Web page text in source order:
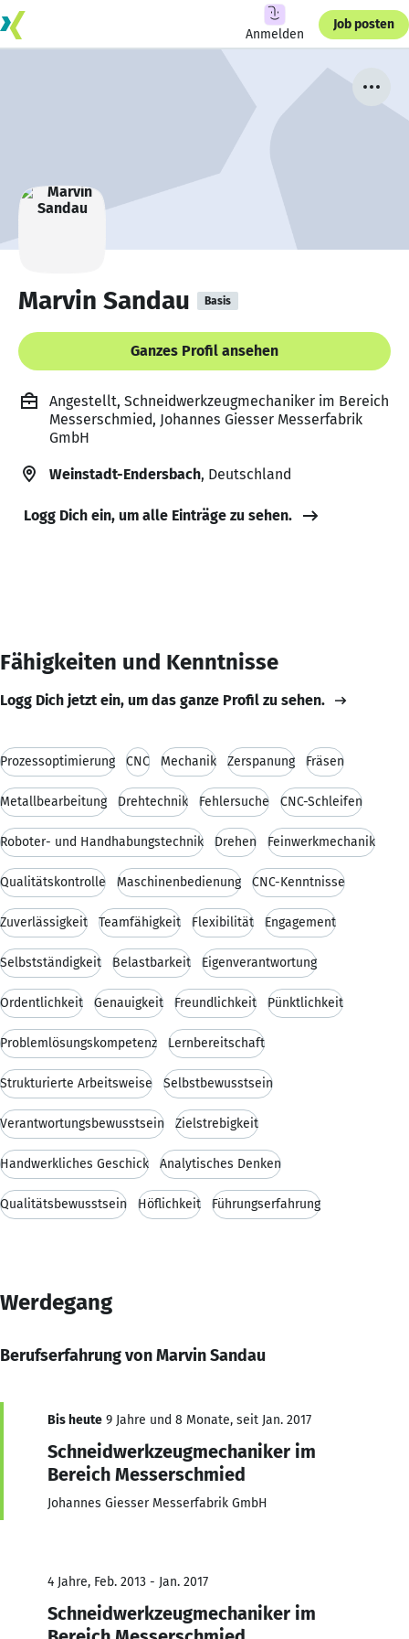
Anmelden
Job posten
Marvin Sandau Basis
Ganzes Profil ansehen
Angestellt, Schneidwerkzeugmechaniker im Bereich
Messerschmied, Johannes Giesser Messerfabrik
GmbH
Weinstadt-Endersbach, Deutschland
Logg Dich ein, um alle Einträge zu sehen.
Fähigkeiten und Kenntnisse
Logg Dich jetzt ein, um das ganze Profil zu sehen.
Prozessoptimierung CNC Mechanik Zerspanung Fräsen
Metallbearbeitung Drehtechnik Fehlersuche CNC-Schleifen
Roboter- und Handhabungstechnik Drehen Feinwerkmechanik
Qualitätskontrolle Maschinenbedienung CNC-Kenntnisse
Zuverlässigkeit Teamfähigkeit Flexibilität Engagement
Selbstständigkeit Belastbarkeit Eigenverantwortung
Ordentlichkeit Genauigkeit Freundlichkeit Pünktlichkeit
Problemlösungskompetenz Lernbereitschaft
Strukturierte Arbeitsweise Selbstbewusstsein
Verantwortungsbewusstsein Zielstrebigkeit
Handwerkliches Geschick Analytisches Denken
Qualitätsbewusstsein Höflichkeit Führungserfahrung
Werdegang
Berufserfahrung von Marvin Sandau
Bis heute 9 Jahre und 8 Monate, seit Jan. 2017
Schneidwerkzeugmechaniker im
Bereich Messerschmied
Johannes Giesser Messerfabrik GmbH
4 Jahre, Feb. 2013 - Jan. 2017
Schneidwerkzeugmechaniker im